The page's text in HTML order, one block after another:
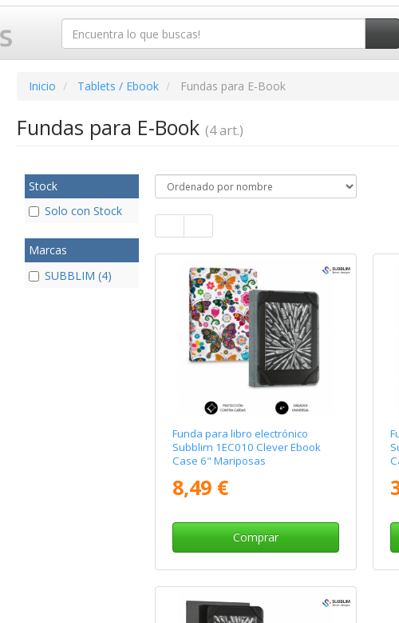
Inicio Tablets / Ebook Fundas para E-Book
Fundas para E-Book (4 art.)
Stock
Solo con Stock
Marcas
SUBBLIM (4)
Funda para libro electrónico
Subblim 1EC010 Clever Ebook
Case 6" Mariposas
8,49 €
Comprar